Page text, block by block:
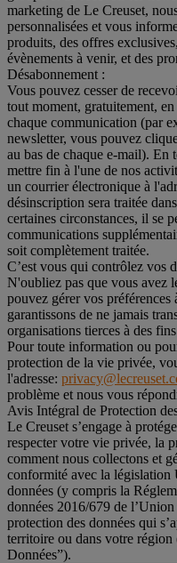
marketing de Le Creuset,
personnalisées et vous
produits, des offres
évènements à venir, et des
Désabonnement :
Vous pouvez cesser de
tout moment, gratuitement,
chaque communication (par
newsletter, vous pouvez
au bas de chaque e-mail). En
mettre fin à l'une de nos
un courrier électronique à
désinscription sera traitée
certaines circonstances, il se
communications
soit complètement traitée.
C’est vous qui contrôlez vos
N'oubliez pas que vous avez
pouvez gérer vos
garantissons de ne jamais
organisations tierces à des
Pour toute information ou
protection de la vie privée,
l'adresse:
problème et nous vous
Avis Intégral de Protection
Le Creuset s’engage à
respecter votre vie privée, la
comment nous collectons et
conformité avec la législation
données (y compris la
données 2016/679 de
protection des données qui
territoire ou dans votre
Données”).